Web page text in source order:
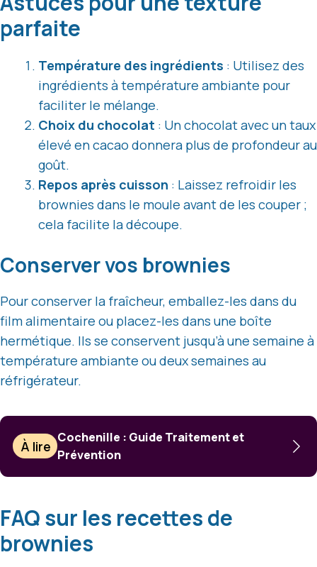
parfaite
Température des ingrédients : Utilisez des
ingrédients à température ambiante pour
faciliter le mélange.
Choix du chocolat : Un chocolat avec un taux
élevé en cacao donnera plus de profondeur au
goût.
Repos après cuisson : Laissez refroidir les
brownies dans le moule avant de les couper ;
cela facilite la découpe.
Conserver vos brownies
Pour conserver la fraîcheur, emballez-les dans du
film alimentaire ou placez-les dans une boîte
hermétique. Ils se conservent jusqu’à une semaine à
température ambiante ou deux semaines au
réfrigérateur.
À lire
Cochenille : Guide Traitement et
Prévention
FAQ sur les recettes de
brownies